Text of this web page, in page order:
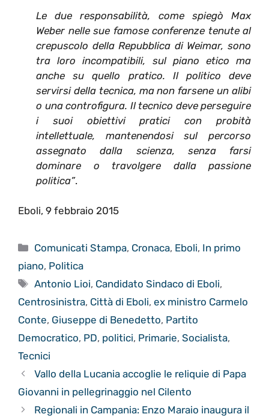
Le due responsabilità, come spiegò Max
Weber nelle sue famose conferenze tenute al
crepuscolo della Repubblica di Weimar, sono
tra loro incompatibili, sul piano etico ma
anche su quello pratico. Il politico deve
servirsi della tecnica, ma non farsene un alibi
o una controfigura. Il tecnico deve perseguire
i suoi obiettivi pratici con probità
intellettuale, mantenendosi sul percorso
assegnato dalla scienza, senza farsi
dominare o travolgere dalla passione
politica”.
Eboli, 9 febbraio 2015
Categorie
Comunicati Stampa, Cronaca, Eboli, In primo
piano, Politica
Tag
Antonio Lioi, Candidato Sindaco di Eboli,
Centrosinistra, Città di Eboli, ex ministro Carmelo
Conte, Giuseppe di Benedetto, Partito
Democratico, PD, politici, Primarie, Socialista,
Tecnici
Vallo della Lucania accoglie le reliquie di Papa
Giovanni in pellegrinaggio nel Cilento
Regionali in Campania: Enzo Maraio inaugura il